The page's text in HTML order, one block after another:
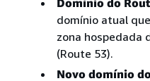
Domínio do
domínio atual
zona hospedada
(Route 53).
Novo domínio